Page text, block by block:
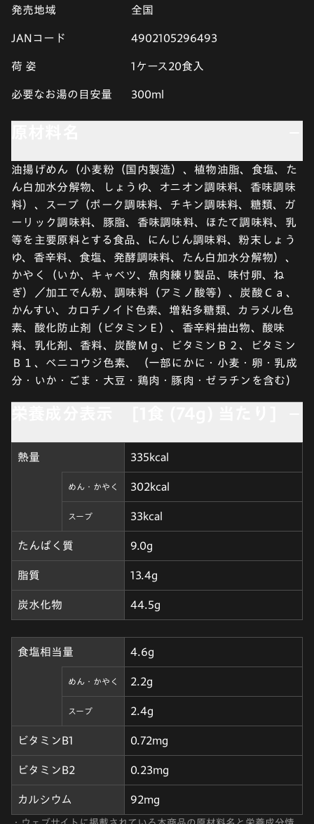
発売地域 全国
JANコード 4902105296493
荷 姿 1ケース20食入
必要なお湯の目安量 300ml
油揚げめん（小麦粉（国内製造）、植物油脂、食塩、た
ん白加水分解物、しょうゆ、オニオン調味料、香味調味
料）、スープ（ポーク調味料、チキン調味料、糖類、ガ
ーリック調味料、豚脂、香味調味料、ほたて調味料、乳
等を主要原料とする食品、にんじん調味料、粉末しょう
ゆ、香辛料、食塩、発酵調味料、たん白加水分解物）、
かやく（いか、キャベツ、魚肉練り製品、味付卵、ね
ぎ）／加工でん粉、調味料（アミノ酸等）、炭酸Ｃａ、
かんすい、カロチノイド色素、増粘多糖類、カラメル色
素、酸化防止剤（ビタミンＥ）、香辛料抽出物、酸味
料、乳化剤、香料、炭酸Ｍｇ、ビタミンＢ２、ビタミン
Ｂ１、ベニコウジ色素、（一部にかに・小麦・卵・乳成
分・いか・ごま・大豆・鶏肉・豚肉・ゼラチンを含む）
熱量 335kcal
めん・かやく 302kcal
スープ 33kcal
たんぱく質 9.0g
脂質 13.4g
炭水化物 44.5g
食塩相当量 4.6g
めん・かやく 2.2g
スープ 2.4g
ビタミンB1 0.72mg
ビタミンB2 0.23mg
カルシウム 92mg